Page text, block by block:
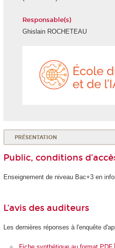
Responsable(s)
Ghislain ROCHETEAU
PRÉSENTATION
Public, conditions
Enseignement de niveau Bac+3 en
L'avis des auditeurs
Les dernières réponses à l'enquête